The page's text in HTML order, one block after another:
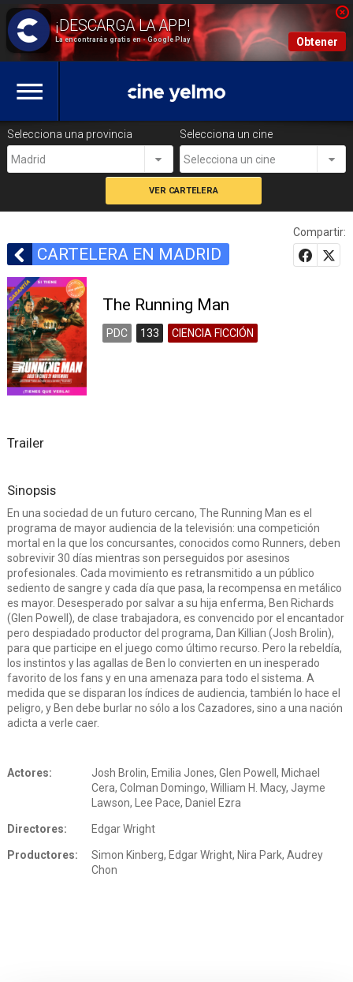
La encontrarás gratis en - Google Play Obtener
Selecciona una provincia
Madrid
Selecciona un cine
Selecciona un cine
CARTELERA EN MADRID
Compartir:
The Running Man
PDC 133 CIENCIA FICCIÓN
Trailer
Sinopsis
En una sociedad de un futuro cercano, The Running Man es el
programa de mayor audiencia de la televisión: una competición
mortal en la que los concursantes, conocidos como Runners, deben
sobrevivir 30 días mientras son perseguidos por asesinos
profesionales. Cada movimiento es retransmitido a un público
sediento de sangre y cada día que pasa, la recompensa en metálico
es mayor. Desesperado por salvar a su hija enferma, Ben Richards
(Glen Powell), de clase trabajadora, es convencido por el encantador
pero despiadado productor del programa, Dan Killian (Josh Brolin),
para que participe en el juego como último recurso. Pero la rebeldía,
los instintos y las agallas de Ben lo convierten en un inesperado
favorito de los fans y en una amenaza para todo el sistema. A
medida que se disparan los índices de audiencia, también lo hace el
peligro, y Ben debe burlar no sólo a los Cazadores, sino a una nación
adicta a verle caer.
Actores:
Josh Brolin, Emilia Jones, Glen Powell, Michael
Cera, Colman Domingo, William H. Macy, Jayme
Lawson, Lee Pace, Daniel Ezra
Directores: Edgar Wright
Productores:
Simon Kinberg, Edgar Wright, Nira Park, Audrey
Chon